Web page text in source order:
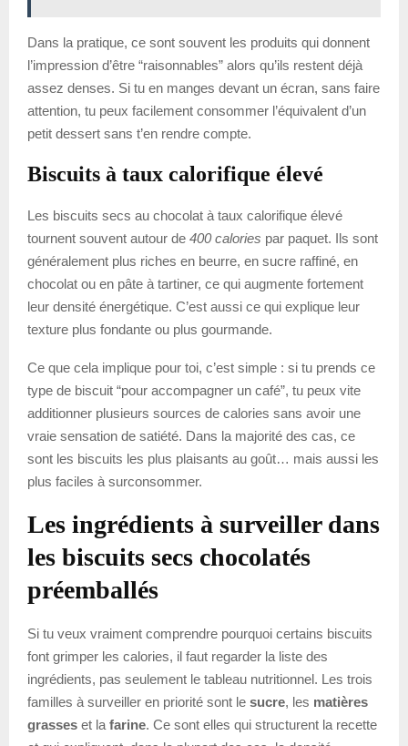
Dans la pratique, ce sont souvent les produits qui donnent
l’impression d’être “raisonnables” alors qu’ils restent déjà
assez denses. Si tu en manges devant un écran, sans faire
attention, tu peux facilement consommer l’équivalent d’un
petit dessert sans t’en rendre compte.
Biscuits à taux calorifique élevé
Les biscuits secs au chocolat à taux calorifique élevé
tournent souvent autour de 400 calories par paquet. Ils sont
généralement plus riches en beurre, en sucre raffiné, en
chocolat ou en pâte à tartiner, ce qui augmente fortement
leur densité énergétique. C’est aussi ce qui explique leur
texture plus fondante ou plus gourmande.
Ce que cela implique pour toi, c’est simple : si tu prends ce
type de biscuit “pour accompagner un café”, tu peux vite
additionner plusieurs sources de calories sans avoir une
vraie sensation de satiété. Dans la majorité des cas, ce
sont les biscuits les plus plaisants au goût… mais aussi les
plus faciles à surconsommer.
Les ingrédients à surveiller dans
les biscuits secs chocolatés
préemballés
Si tu veux vraiment comprendre pourquoi certains biscuits
font grimper les calories, il faut regarder la liste des
ingrédients, pas seulement le tableau nutritionnel. Les trois
familles à surveiller en priorité sont le sucre, les matières
grasses et la farine. Ce sont elles qui structurent la recette